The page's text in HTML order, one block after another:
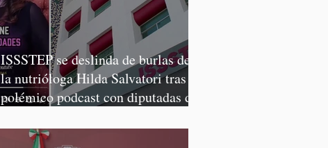
ISSSTEP se deslinda de burlas de
la nutrióloga Hilda Salvatori tras
polémico podcast con diputadas de